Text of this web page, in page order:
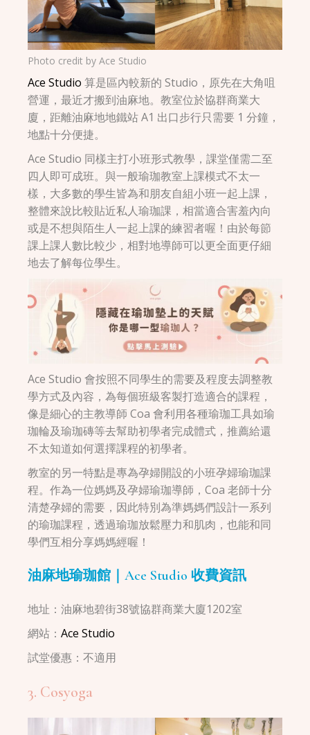
Photo credit byAce Studio
Ace Studio算是區內較新的 Studio，原先在大角咀
營運，最近才搬到油麻地。教室位於協群商業大
廈，距離油麻地地鐵站 A1 出口步行只需要 1 分鐘，
地點十分便捷。
Ace Studio 同樣主打小班形式教學，課堂僅需二至
四人即可成班。與一般瑜珈教室上課模式不太一
樣，大多數的學生皆為和朋友自組小班一起上課，
整體來說比較貼近私人瑜珈課，相當適合害羞內向
或是不想與陌生人一起上課的練習者喔！由於每節
課上課人數比較少，相對地導師可以更全面更仔細
地去了解每位學生。
Ace Studio 會按照不同學生的需要及程度去調整教
學方式及內容，為每個班級客製打造適合的課程，
像是細心的主教導師 Coa 會利用各種瑜珈工具如瑜
珈輪及瑜珈磚等去幫助初學者完成體式，推薦給還
不太知道如何選擇課程的初學者。
教室的另一特點是專為孕婦開設的小班孕婦瑜珈課
程。作為一位媽媽及孕婦瑜珈導師，Coa 老師十分
清楚孕婦的需要，因此特別為準媽媽們設計一系列
的瑜珈課程，透過瑜珈放鬆壓力和肌肉，也能和同
學們互相分享媽媽經喔！
油麻地瑜珈館｜Ace Studio 收費資訊
地址：油麻地碧街38號協群商業大廈1202室
網站：Ace Studio
試堂優惠：不適用
3. Cosyoga